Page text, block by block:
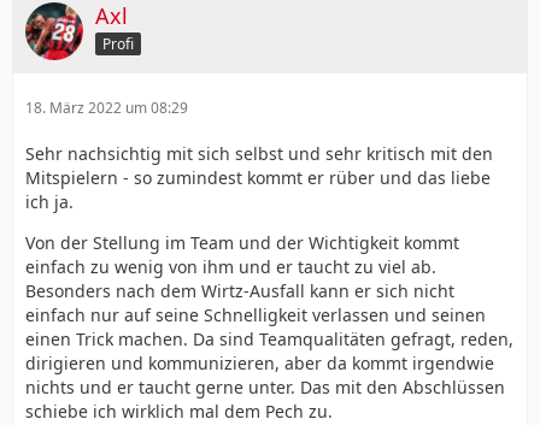
Axl
Profi
18. März 2022 um 08:29
Sehr nachsichtig mit sich selbst und sehr kritisch mit den
Mitspielern - so zumindest kommt er rüber und das liebe
ich ja.
Von der Stellung im Team und der Wichtigkeit kommt
einfach zu wenig von ihm und er taucht zu viel ab.
Besonders nach dem Wirtz-Ausfall kann er sich nicht
einfach nur auf seine Schnelligkeit verlassen und seinen
einen Trick machen. Da sind Teamqualitäten gefragt, reden,
dirigieren und kommunizieren, aber da kommt irgendwie
nichts und er taucht gerne unter. Das mit den Abschlüssen
schiebe ich wirklich mal dem Pech zu.